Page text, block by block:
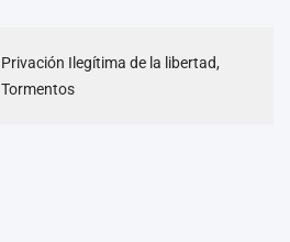
Privación Ilegítima de la libertad,
Tormentos